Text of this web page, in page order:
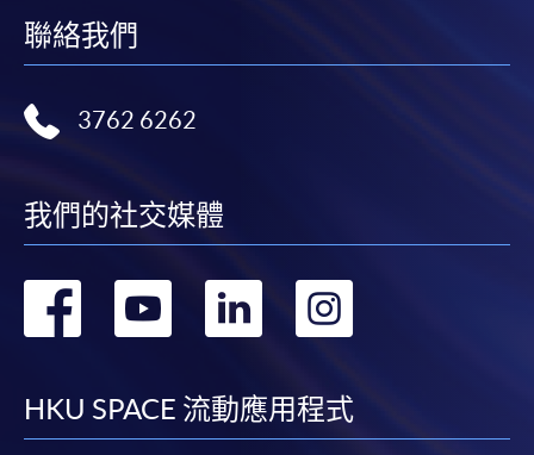
聯絡我們
3762 6262
我們的社交媒體
轉
facebook
轉
youtube
轉
linkedin
HKU SPACE 流動應用程式